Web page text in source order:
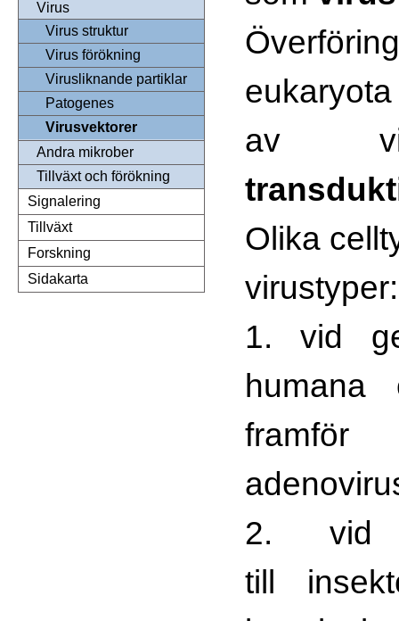
Virus
Virus struktur
Virus förökning
Virusliknande partiklar
Patogenes
Virusvektorer
Andra mikrober
Tillväxt och förökning
Signalering
Tillväxt
Forskning
Sidakarta
av
Olika
virustyper:
1. vid
humana
2. vid
till